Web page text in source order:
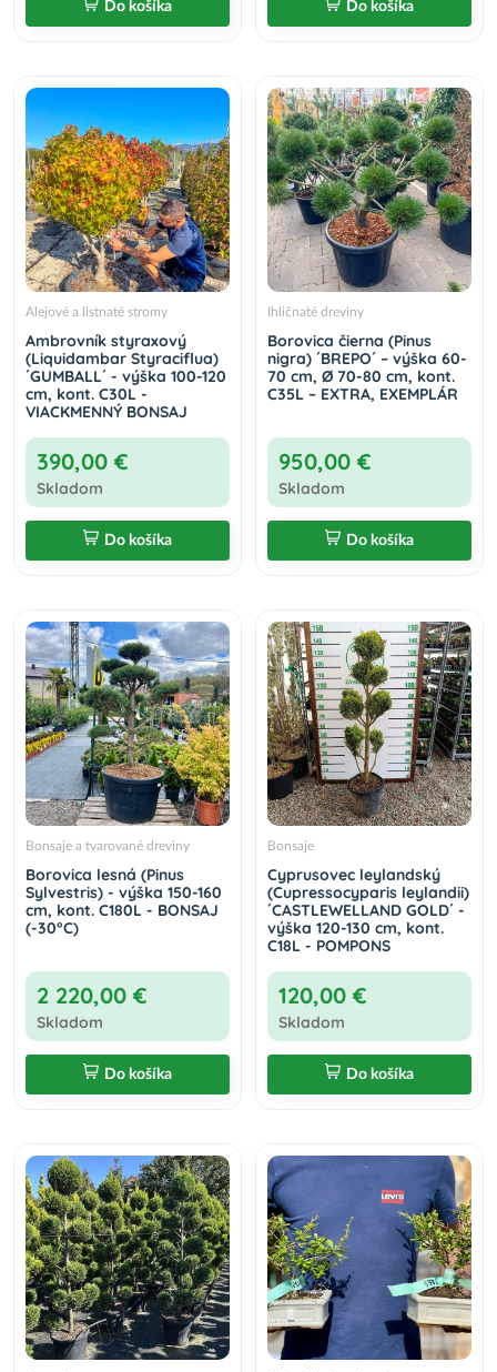
Do košíka Do košíka
Alejové a listnaté stromy
Ambrovník styraxový
(Liquidambar Styraciflua)
´GUMBALL´ - výška 100-120
cm, kont. C30L -
VIACKMENNÝ BONSAJ
390,00 €
Skladom
Do košíka
Ihličnaté dreviny
Borovica čierna (Pinus
nigra) ´BREPO´ – výška 60-
70 cm, Ø 70-80 cm, kont.
C35L – EXTRA, EXEMPLÁR
950,00 €
Skladom
Do košíka
Bonsaje a tvarované dreviny
Borovica lesná (Pinus
Sylvestris) - výška 150-160
cm, kont. C180L - BONSAJ
(-30°C)
2 220,00 €
Skladom
Do košíka
Bonsaje
Cyprusovec leylandský
(Cupressocyparis leylandii)
´CASTLEWELLAND GOLD´ -
výška 120-130 cm, kont.
C18L - POMPONS
120,00 €
Skladom
Do košíka